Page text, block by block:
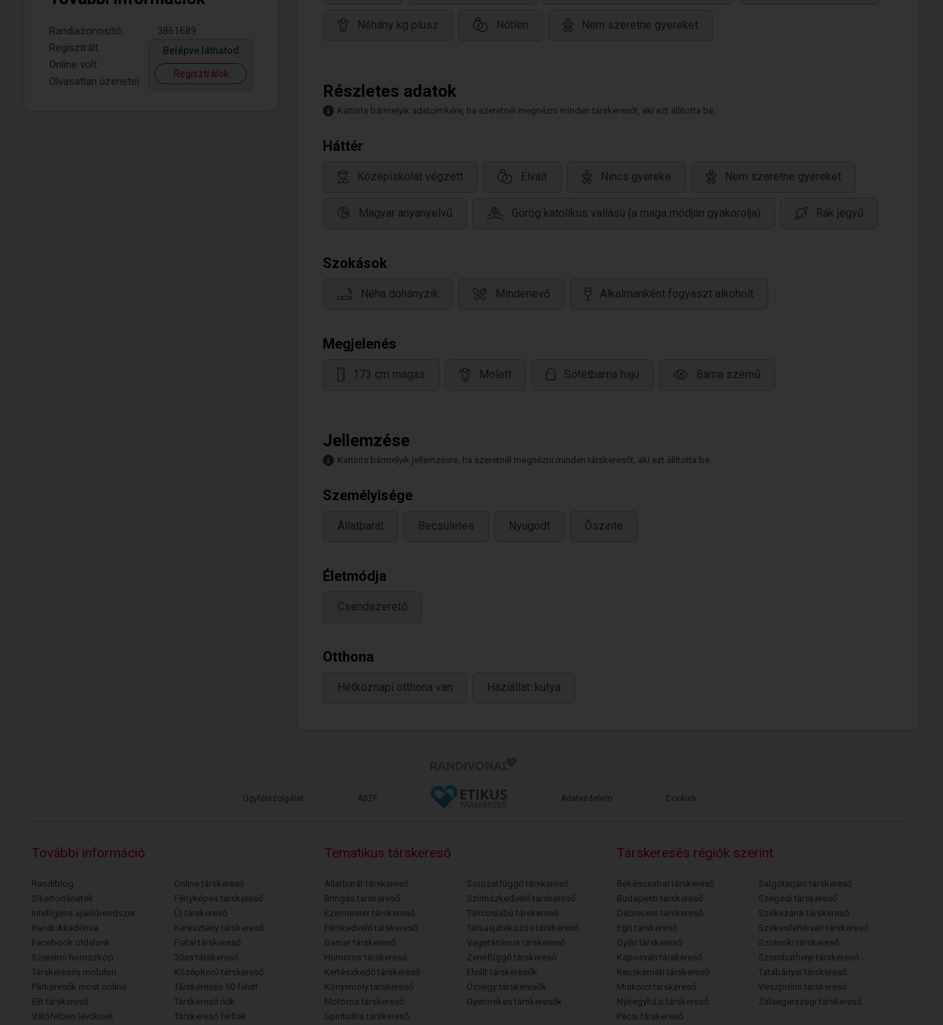
Randiazonosító:
3861689
Regisztrált:
Online volt:
Olvasatlan üzenetei:
Belépve láthatod
Regisztrálok
Néhány kg plusz Nőtlen Nem szeretne gyereket
Részletes adatok
Kattints bármelyik adatcímkére, ha szeretnél megnézni minden társkeresőt, aki ezt állította be.
Háttér
Középiskolát végzett Elvált Nincs gyereke Nem szeretne gyereket
Magyar anyanyelvű Görög katolikus vallású (a maga módján gyakorolja) Rák jegyű
Szokások
Néha dohányzik Mindenevő Alkalmanként fogyaszt alkoholt
Megjelenés
173 cm magas Molett Sötétbarna hajú Barna szemű
Jellemzése
Kattints bármelyik jellemzésre, ha szeretnél megnézni minden társkeresőt, aki ezt állította be.
Személyisége
Állatbarát Becsületes Nyugodt Őszinte
Életmódja
Csendszerető
Otthona
Hétköznapi otthona van Háziállat: kutya
Ügyfélszolgálat ÁSZF Adatvédelem Cookiek
További információ
Randiblog
Sikertörténetek
Intelligens ajánlórendszer
Randi Akadémia
Facebook oldalunk
Szerelmi horoszkóp
Társkeresés mobilon
Párkeresők most online
Elit társkereső
Válófélben lévőknek
Online társkereső
Fényképes társkereső
Új társkereső
Keresztény társkereső
Fiatal társkereső
30as társkereső
Középkorú társkereső
Társkeresés 50 felett
Társkereső nők
Társkereső férfiak
Tematikus társkereső
Állatbarát társkereső
Bringás társkereső
Ezermester társkereső
Filmkedvelő társkereső
Gamer társkereső
Humoros társkereső
Kertészkedő társkereső
Könyvmoly társkereső
Motoros társkereső
Spirituális társkereső
Sorozatfüggő társkereső
Színházkedvelő társkereső
Táncoslábú társkereső
Társasjátékozós társkereső
Vegetáriánus társkereső
Zenefüggő társkereső
Elvált társkeresők
Özvegy társkeresők
Gyermekes társkeresők
Társkeresés régiók szerint
Békéscsabai társkereső
Budapesti társkereső
Debreceni társkereső
Egri társkereső
Győri társkereső
Kaposvári társkereső
Kecskeméti társkereső
Miskolci társkereső
Nyíregyházi társkereső
Pécsi társkereső
Salgótarjáni társkereső
Szegedi társkereső
Szekszárdi társkereső
Székesfehérvári társkereső
Szolnoki társkereső
Szombathelyi társkereső
Tatabányai társkereső
Veszprémi társkereső
Zalaegerszegi társkereső